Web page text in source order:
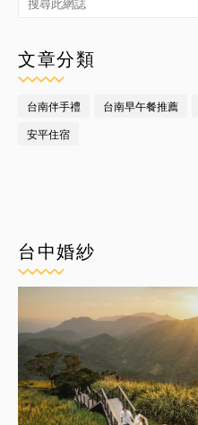
文章分類
台南伴手禮 台南早午餐推薦
安平住宿
台中婚紗